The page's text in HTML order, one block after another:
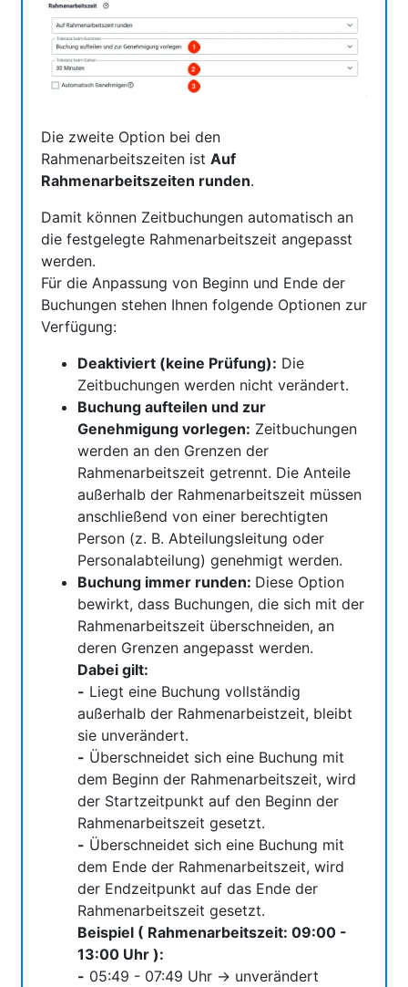
Die zweite Option bei den
Rahmenarbeitszeiten ist Auf
Rahmenarbeitszeiten runden.
Damit können Zeitbuchungen automatisch an
die festgelegte Rahmenarbeitszeit angepasst
werden.
Für die Anpassung von Beginn und Ende der
Buchungen stehen Ihnen folgende Optionen zur
Verfügung:
Deaktiviert (keine Prüfung): Die
Zeitbuchungen werden nicht verändert.
Buchung aufteilen und zur
Genehmigung vorlegen: Zeitbuchungen
werden an den Grenzen der
Rahmenarbeitszeit getrennt. Die Anteile
außerhalb der Rahmenarbeitszeit müssen
anschließend von einer berechtigten
Person (z. B. Abteilungsleitung oder
Personalabteilung) genehmigt werden.
Buchung immer runden: Diese Option
bewirkt, dass Buchungen, die sich mit der
Rahmenarbeitszeit überschneiden, an
deren Grenzen angepasst werden.
Dabei gilt:
- Liegt eine Buchung vollständig
außerhalb der Rahmenarbeistzeit, bleibt
sie unverändert.
- Überschneidet sich eine Buchung mit
dem Beginn der Rahmenarbeitszeit, wird
der Startzeitpunkt auf den Beginn der
Rahmenarbeitszeit gesetzt.
- Überschneidet sich eine Buchung mit
dem Ende der Rahmenarbeitszeit, wird
der Endzeitpunkt auf das Ende der
Rahmenarbeitszeit gesetzt.
Beispiel ( Rahmenarbeitszeit: 09:00 -
13:00 Uhr ):
- 05:49 - 07:49 Uhr -> unverändert